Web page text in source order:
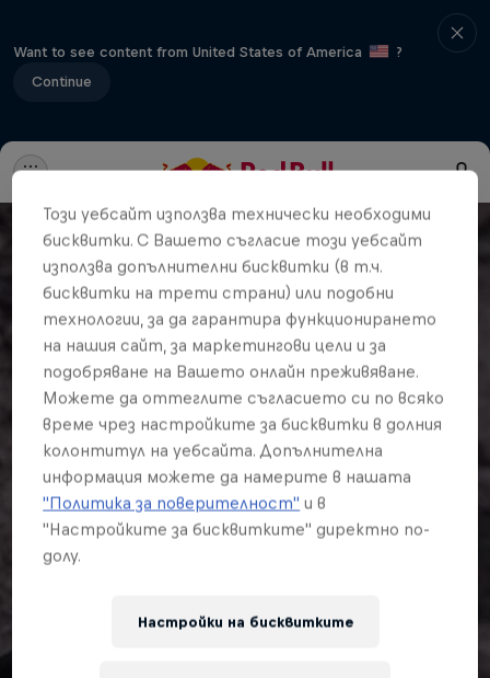
Want to see content from United States of America
?
Continue
Този уебсайт използва технически необходими
бисквитки. С Вашето съгласие този уебсайт
използва допълнителни бисквитки (в т.ч.
бисквитки на трети страни) или подобни
технологии, за да гарантира функционирането
на нашия сайт, за маркетингови цели и за
подобряване на Вашето онлайн преживяване.
Можете да оттеглите съгласието си по всяко
време чрез настройките за бисквитки в долния
колонтитул на уебсайта. Допълнителна
информация можете да намерите в нашата
"Политика за поверителност" и в
"Настройките за бисквитките" директно по-
долу.
Настройки на бисквитките